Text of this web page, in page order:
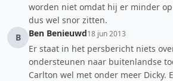
worden niet omdat hij er minder
dus wel snor zitten.
B
Ben Benieuwd18 jun 2013
Er staat in het persbericht niets
ondersteunen naar buitenlandse
Carlton wel met onder meer Dicky.